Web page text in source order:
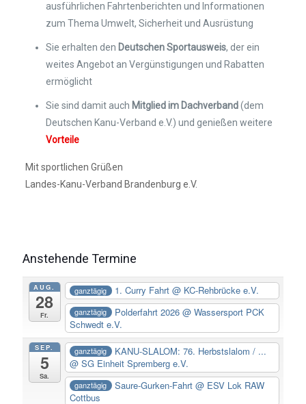
ausführlichen Fahrtenberichten und Informationen
zum Thema Umwelt, Sicherheit und Ausrüstung
Sie erhalten den Deutschen Sportausweis, der ein
weites Angebot an Vergünstigungen und Rabatten
ermöglicht
Sie sind damit auch Mitglied im Dachverband(dem
Deutschen Kanu-Verband e.V.) und genießen weitere
Vorteile
Mit sportlichen Grüßen
Landes-Kanu-Verband Brandenburg e.V.
Anstehende Termine
AUG.
28
Fr.
ganztägig 1. Curry Fahrt@ KC-Rehbrücke e.V.
ganztägig Polderfahrt 2026@ Wassersport PCK
Schwedt e.V.
SEP.
5
Sa.
ganztägig
KANU-SLALOM: 76. Herbstslalom / ...
@ SG Einheit Spremberg e.V.
ganztägig Saure-Gurken-Fahrt@ ESV Lok RAW
Cottbus